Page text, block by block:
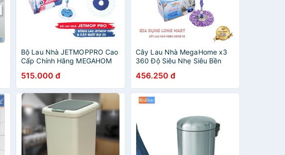
Bộ Lau Nhà JETMOPPRO Cao
Cấp Chính Hãng MEGAHOM
515.000 đ
Cây Lau Nhà MegaHome x3
360 Độ Siêu Nhẹ Siêu Bền
12 Tháng
456.250 đ